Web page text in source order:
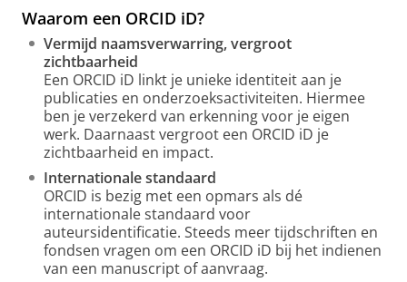
Waarom een ORCID iD?
Vermijd naamsverwarring, vergroot
zichtbaarheid
Een ORCID iD linkt je unieke identiteit aan je
publicaties en onderzoeksactiviteiten. Hiermee
ben je verzekerd van erkenning voor je eigen
werk. Daarnaast vergroot een ORCID iD je
zichtbaarheid en impact.
Internationale standaard
ORCID is bezig met een opmars als dé
internationale standaard voor
auteursidentificatie. Steeds meer tijdschriften en
fondsen vragen om een ORCID iD bij het indienen
van een manuscript of aanvraag.